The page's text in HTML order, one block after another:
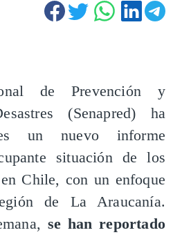
de Prevención y
(Senapred) ha
un nuevo informe
situación de los
Chile, con un enfoque
de La Araucanía.
se han reportado